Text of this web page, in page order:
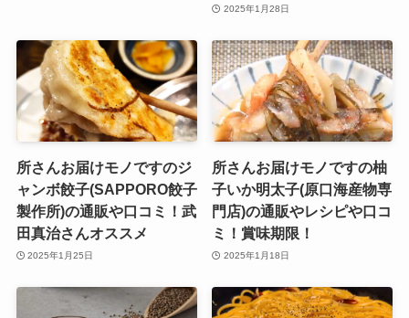
2025年1月28日
所さんお届けモノですのジ
ャンボ餃子(SAPPORO餃子
製作所)の通販や口コミ！武
田真治さんオススメ
2025年1月25日
所さんお届けモノですの柚
子いか明太子(原口海産物専
門店)の通販やレシピや口コ
ミ！賞味期限！
2025年1月18日